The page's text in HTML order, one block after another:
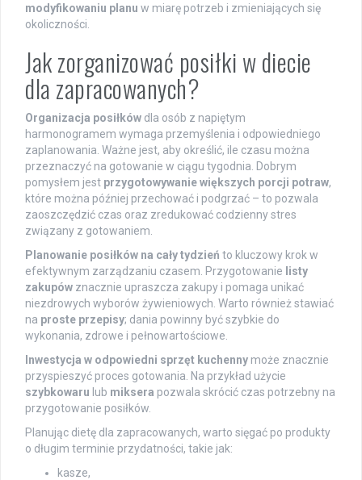
modyfikowaniu planu w miarę potrzeb i zmieniających się
okoliczności.
Jak zorganizować posiłki w diecie
dla zapracowanych?
Organizacja posiłków dla osób z napiętym
harmonogramem wymaga przemyślenia i odpowiedniego
zaplanowania. Ważne jest, aby określić, ile czasu można
przeznaczyć na gotowanie w ciągu tygodnia. Dobrym
pomysłem jest przygotowywanie większych porcji potraw,
które można później przechować i podgrzać – to pozwala
zaoszczędzić czas oraz zredukować codzienny stres
związany z gotowaniem.
Planowanie posiłków na cały tydzień to kluczowy krok w
efektywnym zarządzaniu czasem. Przygotowanie listy
zakupów znacznie upraszcza zakupy i pomaga unikać
niezdrowych wyborów żywieniowych. Warto również stawiać
na proste przepisy; dania powinny być szybkie do
wykonania, zdrowe i pełnowartościowe.
Inwestycja w odpowiedni sprzęt kuchenny może znacznie
przyspieszyć proces gotowania. Na przykład użycie
szybkowaru lub miksera pozwala skrócić czas potrzebny na
przygotowanie posiłków.
Planując dietę dla zapracowanych, warto sięgać po produkty
o długim terminie przydatności, takie jak:
kasze,